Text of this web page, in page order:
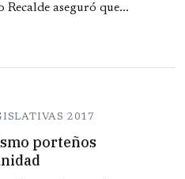
aseguró que...
2017
porteños